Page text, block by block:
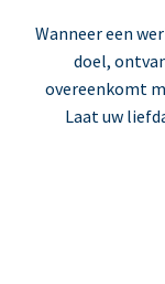
Wanneer een
doel,
overeenkomt
Laat uw